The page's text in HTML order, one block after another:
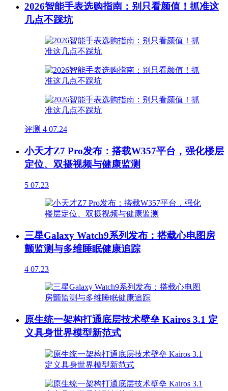
2026智能手表选购指南：别只看颜值！抓准这
几点不踩坑
评测 4 07.24
小天才Z7 Pro发布：搭载W357平台，强化楼层
定位、双摄视频与健康监测
5 07.23
三星Galaxy Watch9系列发布：搭载心电图房
颤监测与多维睡眠健康追踪
4 07.23
原生统一架构打通底层技术壁垒 Kairos 3.1 定
义具身世界模型新范式